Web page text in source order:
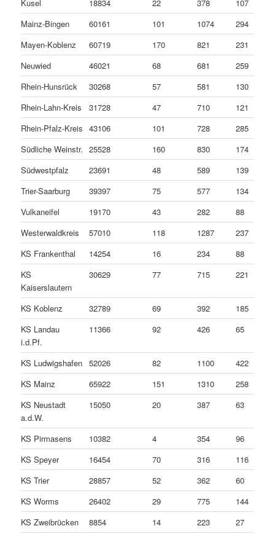
Kusel
18834 22 378
107
Mainz-Bingen
60161 101 1074
294
Mayen-Koblenz
60719 170 821
231
Neuwied
46021 68 681
259
Rhein-Hunsrück
30268 57 581
130
Rhein-Lahn-Kreis
31728 47 710
121
Rhein-Pfalz-Kreis 43106 101 728
285
Südliche Weinstr. 25528 160 830
174
Südwestpfalz
23691 48 589
139
Trier-Saarburg
39397 75 577
134
Vulkaneifel
19170 43 282
88
Westerwaldkreis
57010 118 1287
237
KS Frankenthal
14254 16 234
88
KS
Kaiserslautern
30629 77 715 221
KS Koblenz 32789 69 392
185
KS Landau
i.d.Pf.
11366 92 426 65
KS Ludwigshafen 52026 82 1100
422
KS Mainz
65922 151 1310
258
KS Neustadt
a.d.W.
15050 20 387 63
KS Pirmasens 10382 4 354
96
KS Speyer
16454 70 316
116
KS Trier
28857 52 362
60
KS Worms
26402 29 775
144
KS Zweibrücken
8854 14 223 27